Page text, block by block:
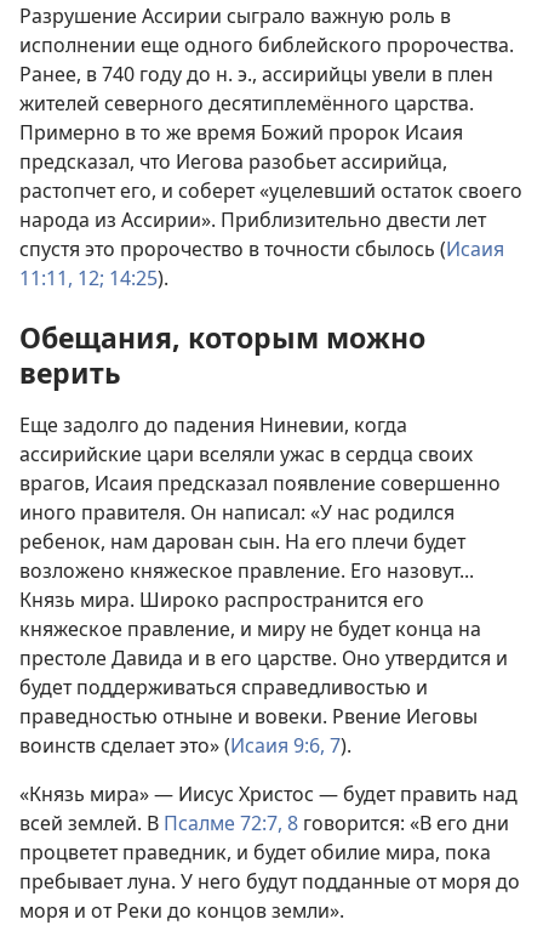
Разрушение Ассирии сыграло важную роль в
исполнении еще одного библейского пророчества.
Ранее, в 740 году до н. э., ассирийцы увели в плен
жителей северного десятиплемённого царства.
Примерно в то же время Божий пророк Исаия
предсказал, что Иегова разобьет ассирийца,
растопчет его, и соберет «уцелевший остаток своего
народа из Ассирии». Приблизительно двести лет
спустя это пророчество в точности сбылось (Исаия
11:11, 12; 14:25).
Обещания, которым можно
верить
Еще задолго до падения Ниневии, когда
ассирийские цари вселяли ужас в сердца своих
врагов, Исаия предсказал появление совершенно
иного правителя. Он написал: «У нас родился
ребенок, нам дарован сын. На его плечи будет
возложено княжеское правление. Его назовут...
Князь мира. Широко распространится его
княжеское правление, и миру не будет конца на
престоле Давида и в его царстве. Оно утвердится и
будет поддерживаться справедливостью и
праведностью отныне и вовеки. Рвение Иеговы
воинств сделает это» (Исаия 9:6, 7).
«Князь мира» — Иисус Христос — будет править над
всей землей. В Псалме 72:7, 8 говорится: «В его дни
процветет праведник, и будет обилие мира, пока
пребывает луна. У него будут подданные от моря до
моря и от Реки до концов земли».